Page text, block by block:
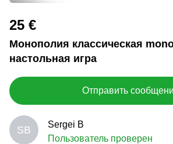
25 €
Монополия классическая
настольная игра
Отправить
SB
Sergei B
Пользователь проверен